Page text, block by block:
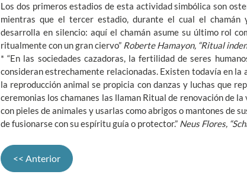
Los dos primeros estadios de esta actividad simbólica son
mientras que el tercer estadio, durante el cual el chamán
desarrolla en silencio: aquí el chamán asume su último rol
ritualmente con un gran ciervo” Roberte Hamayon, “Ritual
* “En las sociedades cazadoras, la fertilidad de seres
consideran estrechamente relacionadas. Existen todavía en la
la reproducción animal se propicia con danzas y luchas que
ceremonias los chamanes las llaman Ritual de renovación de
con pieles de animales y usarlas como abrigos o mantones de
de fusionarse con su espíritu guía o protector.” Neus Flores,
<< Anterior